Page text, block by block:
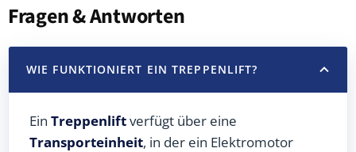
Fragen & Antworten
WIE FUNKTIONIERT EIN TREPPENLIFT?
Ein Treppenliftverfügt über eine
Transporteinheit, in der ein Elektromotor